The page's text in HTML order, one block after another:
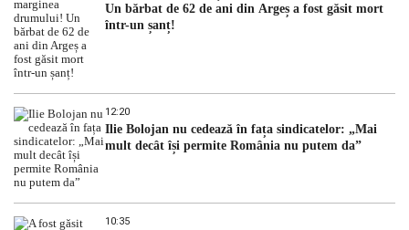
Un bărbat de 62 de ani din Argeș a fost găsit mort
într-un șanț!
12:20
Ilie Bolojan nu cedează în fața sindicatelor: „Mai
mult decât își permite România nu putem da”
10:35